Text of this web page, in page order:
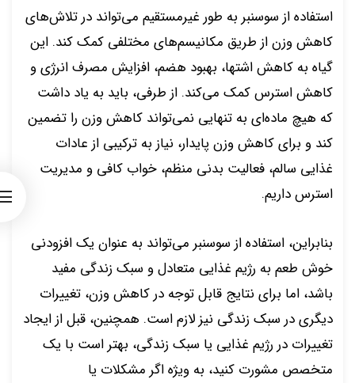
استفاده از سوسنبر به طور غیرمستقیم می‌تواند در تلاش‌های
کاهش وزن از طریق مکانیسم‌های مختلفی کمک کند. این
گیاه به کاهش اشتها، بهبود هضم، افزایش مصرف انرژی و
کاهش استرس کمک می‌کند. از طرفی، باید به یاد داشت
که هیچ ماده‌ای به تنهایی نمی‌تواند کاهش وزن را تضمین
کند و برای کاهش وزن پایدار، نیاز به ترکیبی از عادات
غذایی سالم، فعالیت بدنی منظم، خواب کافی و مدیریت
استرس داریم.
بنابراین، استفاده از سوسنبر می‌تواند به عنوان یک افزودنی
خوش طعم به رژیم غذایی متعادل و سبک زندگی مفید
باشد، اما برای نتایج قابل توجه در کاهش وزن، تغییرات
دیگری در سبک زندگی نیز لازم است. همچنین، قبل از ایجاد
تغییرات در رژیم غذایی یا سبک زندگی، بهتر است با یک
متخصص مشورت کنید، به ویژه اگر مشکلات یا